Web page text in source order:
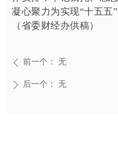
凝心聚力为实现“十五五
（省委财经办供稿）
ꄴ 前一个： 无
ꄲ 后一个： 无